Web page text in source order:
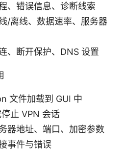
、错误信息、诊断线索
/离线、数据速率、服务器
、断开保护、DNS 设置
文件加载到 GUI 中
止 VPN 会话
器地址、端口、加密参数
事件与错误